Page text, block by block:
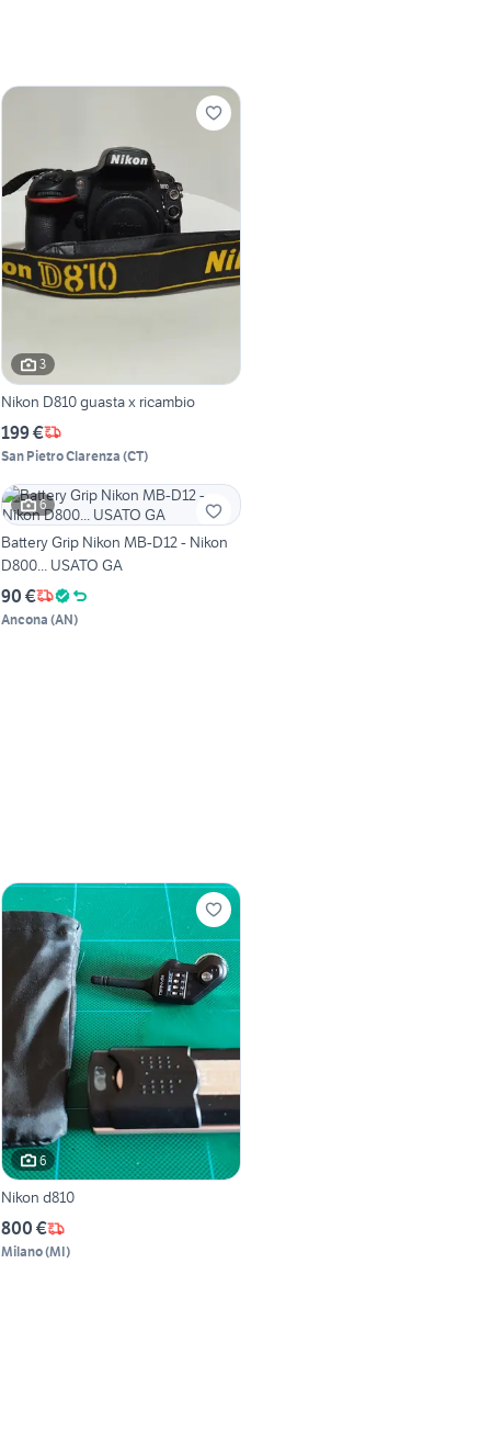
3
Nikon D810 guasta x ricambio
199 €
San Pietro Clarenza (CT)
6
Battery Grip Nikon MB-D12 - Nikon
D800... USATO GA
90 €
Ancona (AN)
6
Nikon d810
800 €
Milano(MI)